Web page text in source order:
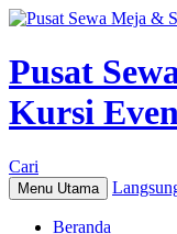
Pusat
Kursi
Cari
Menu Utama
Beranda